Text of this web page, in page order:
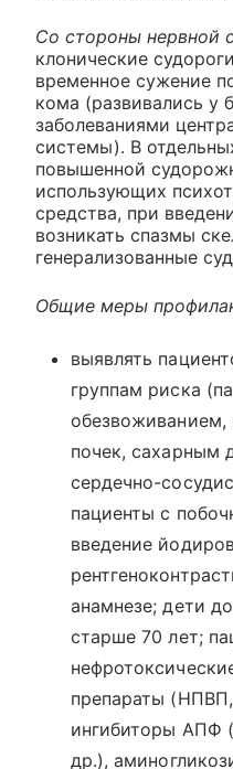
Со стороны нервной
клонические
временное сужение
кома (развивались у
заболеваниями
системы). В
повышенной
использующих
средства, при
возникать спазмы
генерализованные
Общие меры
выявлять
группам риска
почек, сахарным
сердечно-
пациенты с
введение
анамнезе; дети
старше 70 лет;
препараты
ингибиторы АПФ
др.),